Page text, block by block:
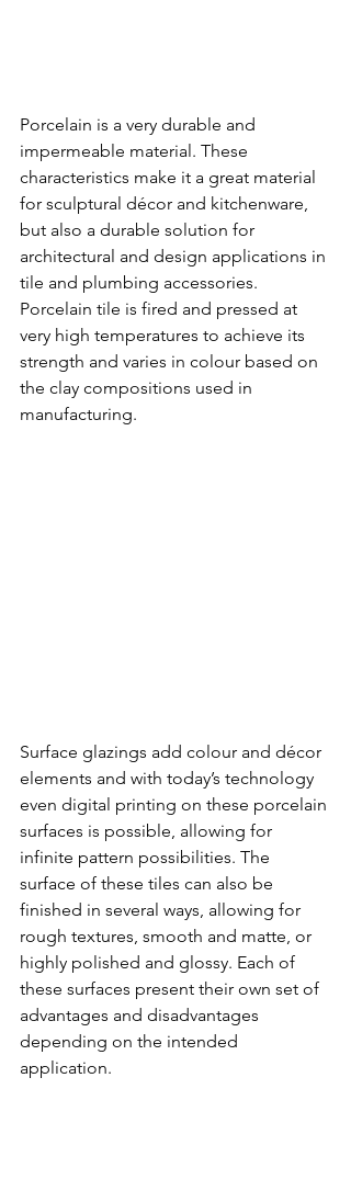
Porcelain is a very durable and
impermeable material. These
characteristics make it a great material
for sculptural décor and kitchenware,
but also a durable solution for
architectural and design applications in
tile and plumbing accessories.
Porcelain tile is fired and pressed at
very high temperatures to achieve its
strength and varies in colour based on
the clay compositions used in
manufacturing.
Surface glazings add colour and décor
elements and with today’s technology
even digital printing on these porcelain
surfaces is possible, allowing for
infinite pattern possibilities. The
surface of these tiles can also be
finished in several ways, allowing for
rough textures, smooth and matte, or
highly polished and glossy. Each of
these surfaces present their own set of
advantages and disadvantages
depending on the intended
application.